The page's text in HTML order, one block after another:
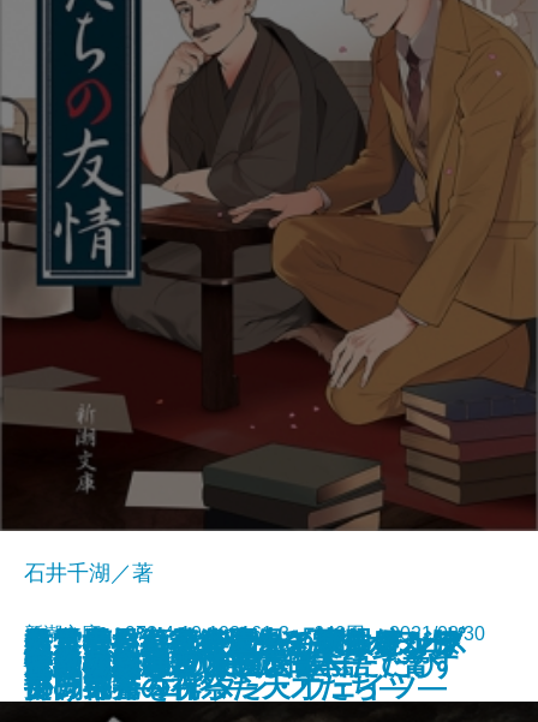
鳥と雲と薬草袋／風と双眼鏡、膝
掛け毛布
ミッキーマウスの憂鬱ふたたび
せき越えぬ
スリープウォーカー―マンチェス
ター市警 エイダン・ウェイツ―
センス・オブ・ワンダー
龍ノ国幻想1 神欺く皇子
久遠の檻―天久鷹央の事件カルテ
―
君と漕ぐ4―ながとろ高校カヌー
部の栄光―
変見自在 習近平は日本語で脅す
文豪たちの友情
石井千湖／著
新潮文庫 978-4-10-103161-3 649円 2021/08/30
天誅の剣
経営者―日本経済生き残りをかけ
た闘い―
エリザベスの友達
仇討検校
出雲世界紀行―生きているアジ
ア、神々の祝祭―
最後の読書
トリニティ
密約の核弾頭〔上〕
密約の核弾頭〔下〕
数学者たちの楽園―「ザ・シンプ
ソンズ」を作った天才たち―